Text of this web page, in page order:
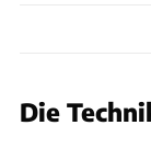
Die